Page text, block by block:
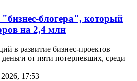
блогера", который
на 2,4 млн
в развитие бизнес-проектов
от пяти потерпевших, среди
17:53